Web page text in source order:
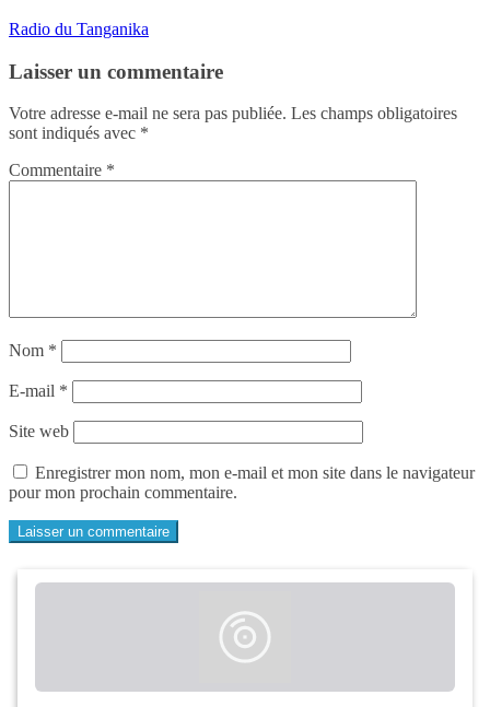
Radio du Tanganika
Laisser un commentaire
Votre adresse e-mail ne sera pas publiée. Les champs obligatoires
sont indiqués avec *
Commentaire *
Nom *
E-mail *
Site web
Enregistrer mon nom, mon e-mail et mon site dans le navigateur
pour mon prochain commentaire.